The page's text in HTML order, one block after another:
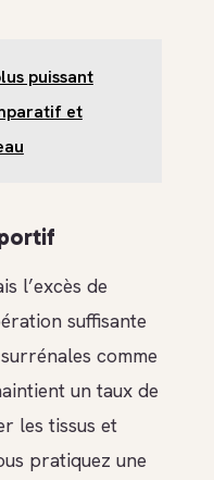
puissant
et
l’excès de
suffisante
comme
un taux de
les tissus et
pratiquez une